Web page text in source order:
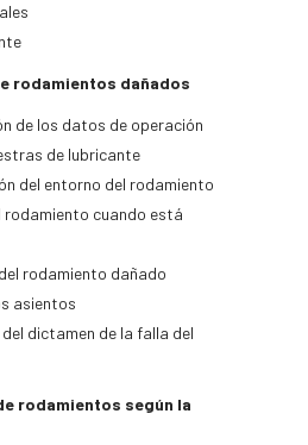
rodamientos dañados
de los datos de operación
de lubricante
del entorno del rodamiento
rodamiento cuando está
rodamiento dañado
asientos
dictamen de la falla del
rodamientos según la